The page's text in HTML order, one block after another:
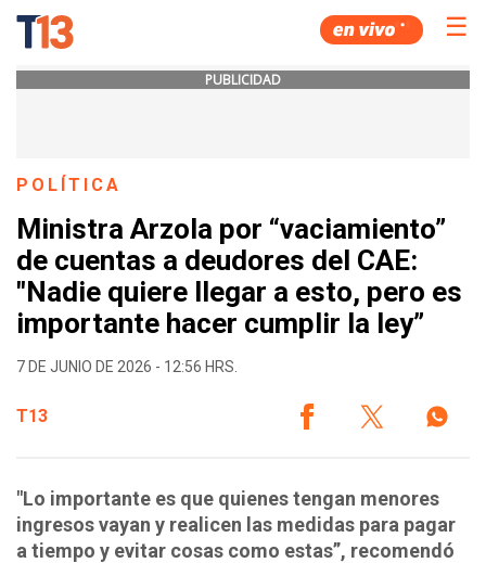
☰
PUBLICIDAD
POLÍTICA
Ministra Arzola por “vaciamiento”
de cuentas a deudores del CAE:
"Nadie quiere llegar a esto, pero es
importante hacer cumplir la ley”
7 DE JUNIO DE 2026 - 12:56 HRS.
T13
"Lo importante es que quienes tengan menores
ingresos vayan y realicen las medidas para pagar
a tiempo y evitar cosas como estas”, recomendó